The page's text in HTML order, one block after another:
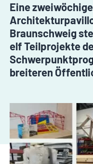
Eine
Braunschweig
elf Teilprojekte
breiteren